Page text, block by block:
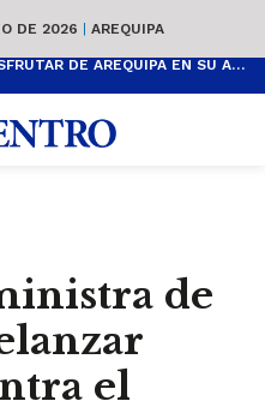
DE 2026 | AREQUIPA
ACTIVIDADES GRATUITAS PARA DISFRUTAR DE AREQUIPA EN SU ANIVERSARIO
de
el